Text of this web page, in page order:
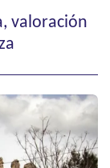
valoración